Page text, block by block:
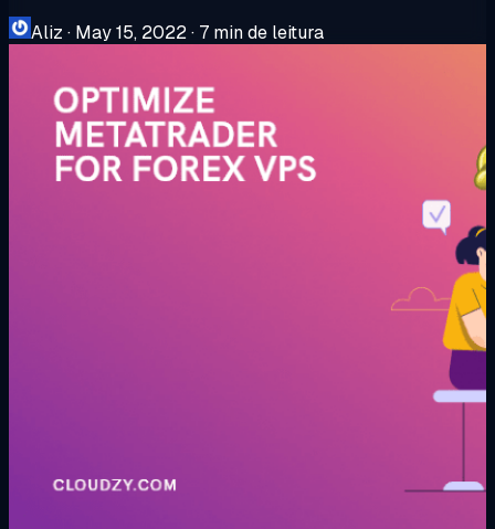
Aliz · May 15, 2022· 7 min de leitura